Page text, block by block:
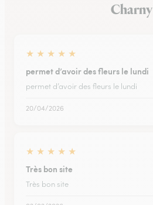
Charny
★ ★ ★ ★ ★
permet d’avoir des fleurs le lundi
permet d’avoir des fleurs le lundi
20/04/2026
★ ★ ★ ★ ★
Très bon site
Très bon site